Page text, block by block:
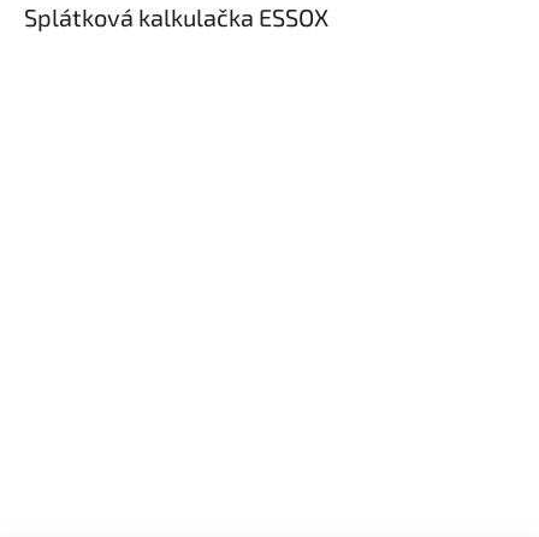
Splátková kalkulačka ESSOX